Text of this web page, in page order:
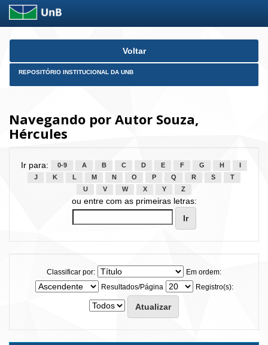
Skip
Voltar
REPOSITÓRIO INSTITUCIONAL DA UNB
Navegando por Autor Souza,
Hércules
Ir para: 0-9 A B C D E F G H
J
K L M N O P Q R S
T
U
V W X Y Z
ou entre com as primeiras letras:
Classificar por:
Em ordem:
Resultados/Página
Registro(s):